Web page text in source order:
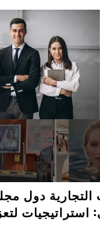
التجارية دول
استراتيجيات